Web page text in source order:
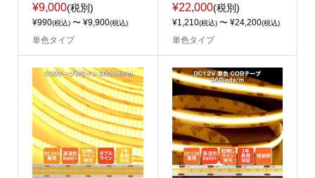
¥9,000(税別)
¥990(税込)〜 ¥9,900(税込)
単色タイプ
¥22,000(税別)
¥1,210(税込)〜 ¥24,200(税込)
単色タイプ